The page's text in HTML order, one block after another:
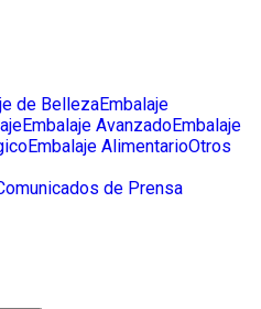
de BellezaEmbalaje
Embalaje AvanzadoEmbalaje
Embalaje AlimentarioOtros
de Prensa